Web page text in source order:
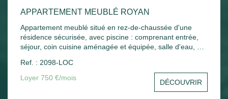
APPARTEMENT MEUBLÉ ROYAN
Appartement meublé situé en rez-de-chaussée d'une
résidence sécurisée, avec piscine : comprenant entrée,
séjour, coin cuisine aménagée et équipée, salle d'eau, wc,
Chauffage électrique.
Ref. : 2098-LOC
Loyer 750 €/mois
DÉCOUVRIR